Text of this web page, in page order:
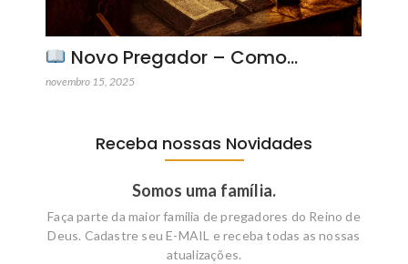
Novo Pregador – Como…
novembro 15, 2025
Receba nossas Novidades
Somos uma família.
Faça parte da maior familia de pregadores do Reino de
Deus. Cadastre seu E-MAIL e receba todas as nossas
atualizações.